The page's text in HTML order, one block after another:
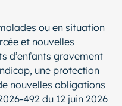
ou en situation
et nouvelles
d’enfants gravement
une protection
nouvelles obligations
492 du 12 juin 2026